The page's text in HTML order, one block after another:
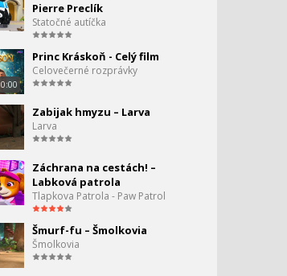
23:07
na strome
21:44
0:00
parný valec
0:00
Mesto áut - Malý rocky
Pierre Preclík
Statočné autíčka
0:00
Princ Kráskoň - Celý film
Celovečerné rozprávky
Zabijak hmyzu – Larva
Larva
Záchrana na cestách! –
Labková patrola
Tlapkova Patrola - Paw Patrol
Šmurf-fu – Šmolkovia
Šmolkovia